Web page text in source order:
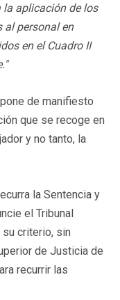
la aplicación de los
al personal en
en el Cuadro II
de manifiesto
que se recoge en
y no tanto, la
la Sentencia y
el Tribunal
criterio, sin
de Justicia de
recurrir las